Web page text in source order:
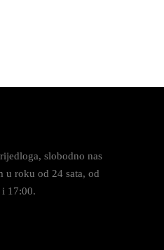
slobodno nas
u roku od 24 sata, od
17:00.